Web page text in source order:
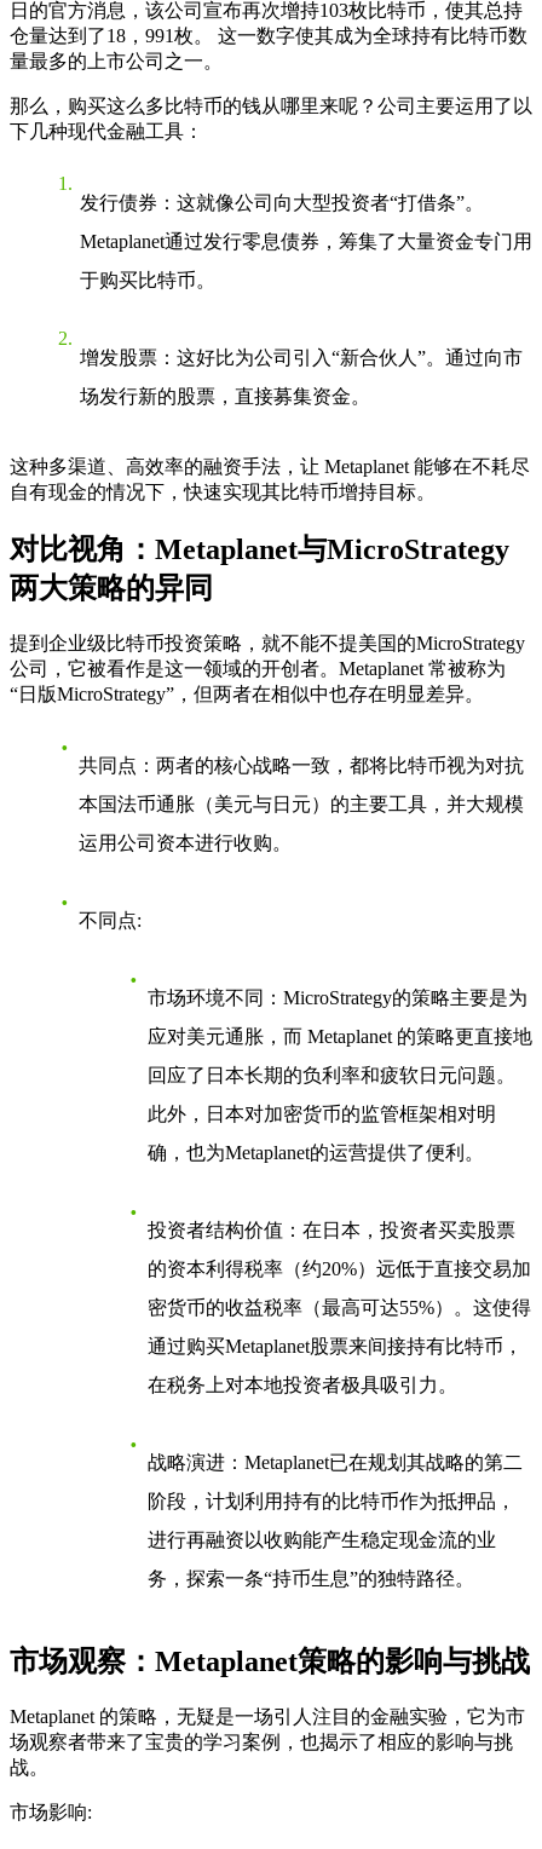
日的官方消息，该公司宣布再次增持103枚比特币，使其总持
仓量达到了18，991枚。 这一数字使其成为全球持有比特币数
量最多的上市公司之一。
那么，购买这么多比特币的钱从哪里来呢？公司主要运用了以
下几种现代金融工具：
发行债券 ：这就像公司向大型投资者“打借条”。
Metaplanet通过发行零息债券，筹集了大量资金专门用
于购买比特币。
增发股票 ：这好比为公司引入“新合伙人”。通过向市
场发行新的股票，直接募集资金。
这种多渠道、高效率的融资手法，让 Metaplanet 能够在不耗尽
自有现金的情况下，快速实现其比特币增持目标。
对比视角：Metaplanet与MicroStrategy
两大策略的异同
提到企业级比特币投资策略，就不能不提美国的MicroStrategy
公司，它被看作是这一领域的开创者。Metaplanet 常被称为
“日版MicroStrategy”，但两者在相似中也存在明显差异。
共同点 ：两者的核心战略一致，都将比特币视为对抗
本国法币通胀（美元与日元）的主要工具，并大规模
运用公司资本进行收购。
不同点:
市场环境不同 ：MicroStrategy的策略主要是为
应对美元通胀，而 Metaplanet 的策略更直接地
回应了日本长期的负利率和疲软日元问题。
此外，日本对加密货币的监管框架相对明
确，也为Metaplanet的运营提供了便利。
投资者结构价值 ：在日本，投资者买卖股票
的资本利得税率（约20%）远低于直接交易加
密货币的收益税率（最高可达55%）。这使得
通过购买Metaplanet股票来间接持有比特币，
在税务上对本地投资者极具吸引力。
战略演进 ：Metaplanet已在规划其战略的第二
阶段，计划利用持有的比特币作为抵押品，
进行再融资以收购能产生稳定现金流的业
务，探索一条“持币生息”的独特路径。
市场观察：Metaplanet策略的影响与挑战
Metaplanet 的策略，无疑是一场引人注目的金融实验，它为市
场观察者带来了宝贵的学习案例，也揭示了相应的影响与挑
战。
市场影响: